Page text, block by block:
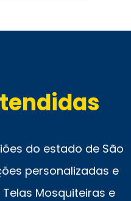
do estado de São
personalizadas e
Mosquiteiras e